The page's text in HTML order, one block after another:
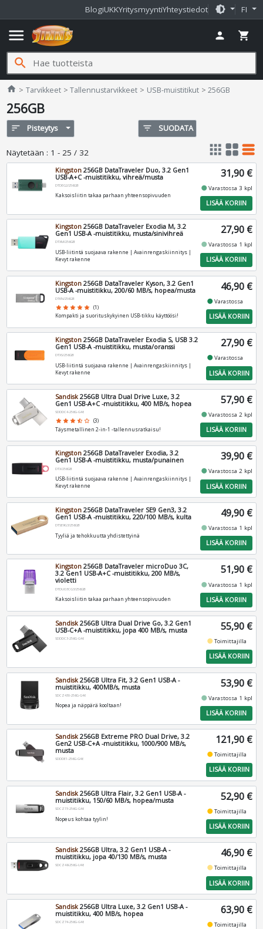
BlogiUKKYritysmyyntiYhteystiedot brightness_medium FI
menu person shopping_cart
search
home Jimms.fi
Tarvikkeet Tallennustarvikkeet USB-muistitikut 256GB
256GB
sort Pisteytys filter_list SUODATA
Näytetään : 1 - 25 / 32 apps grid_view table_rows
Kingston 256GB DataTraveler Duo, 3.2 Gen1
USB-A+C -muistitikku, vihreä/musta
DTDEG2/256GB
Kaksoisliitin takaa parhaan yhteensopivuuden
31,90 €
fiber_manual_recordVarastossa 3 kpl
LISÄÄ KORIIN
Kingston 256GB DataTraveler Exodia M, 3.2
Gen1 USB-A -muistitikku, musta/sinivihreä
DTXM/256GB
USB-liitintä suojaava rakenne | Avainrengaskiinnitys |
Kevyt rakenne
27,90 €
fiber_manual_recordVarastossa 1 kpl
LISÄÄ KORIIN
Kingston 256GB DataTraveler Kyson, 3.2 Gen1
USB-A -muistitikku, 200/60 MB/s, hopea/musta
DTKN/256GB
star star star star star (1)
Kompakti ja suorituskykyinen USB-tikku käyttöösi!
46,90 €
fiber_manual_recordVarastossa
LISÄÄ KORIIN
Kingston 256GB DataTraveler Exodia S, USB 3.2
Gen1 USB-A -muistitikku, musta/oranssi
DTXS/256GB
USB-liitintä suojaava rakenne | Avainrengaskiinnitys |
Kevyt rakenne
27,90 €
fiber_manual_recordVarastossa
LISÄÄ KORIIN
Sandisk 256GB Ultra Dual Drive Luxe, 3.2
Gen1 USB-A+C -muistitikku, 400 MB/s, hopea
SDDDC4-256G-G46
star star star star_half star_border (3)
Täysmetallinen 2-in-1 -tallennusratkaisu!
57,90 €
fiber_manual_recordVarastossa 2 kpl
LISÄÄ KORIIN
Kingston 256GB DataTraveler Exodia, 3.2
Gen1 USB-A -muistitikku, musta/punainen
DTX/256GB
USB-liitintä suojaava rakenne | Avainrengaskiinnitys |
Kevyt rakenne
39,90 €
fiber_manual_recordVarastossa 2 kpl
LISÄÄ KORIIN
Kingston 256GB DataTraveler SE9 Gen3, 3.2
Gen1 USB-A -muistitikku, 220/100 MB/s, kulta
DTSE9G3/256GB
Tyyliä ja tehokkuutta yhdistettyinä
49,90 €
fiber_manual_recordVarastossa 1 kpl
LISÄÄ KORIIN
Kingston 256GB DataTraveler microDuo 3C,
3.2 Gen1 USB-A+C -muistitikku, 200 MB/s,
violetti
DTDUO3CG3/256GB
Kaksoisliitin takaa parhaan yhteensopivuuden
51,90 €
fiber_manual_recordVarastossa 1 kpl
LISÄÄ KORIIN
Sandisk256GB Ultra Dual Drive Go, 3.2 Gen1
USB-C+A -muistitikku, jopa 400 MB/s, musta
SDDDC3-256G-G46
55,90 €
fiber_manual_recordToimittajilla
LISÄÄ KORIIN
Sandisk 256GB Ultra Fit, 3.2 Gen1 USB-A -
muistitikku, 400MB/s, musta
SDCZ430-256G-G46
Nopea ja näppärä kooltaan!
53,90 €
fiber_manual_recordVarastossa 1 kpl
LISÄÄ KORIIN
Sandisk256GB Extreme PRO Dual Drive, 3.2
Gen2 USB-C+A -muistitikku, 1000/900 MB/s,
musta
SDDDE1-256G-G46
121,90 €
fiber_manual_recordToimittajilla
LISÄÄ KORIIN
Sandisk 256GB Ultra Flair, 3.2 Gen1 USB-A -
muistitikku, 150/60 MB/s, hopea/musta
SDCZ73-256G-G46
Nopeus kohtaa tyylin!
52,90 €
fiber_manual_recordToimittajilla
LISÄÄ KORIIN
Sandisk256GB Ultra, 3.2 Gen1 USB-A -
muistitikku, jopa 40/130 MB/s, musta
SDCZ48-256G-U46
46,90 €
fiber_manual_recordToimittajilla
LISÄÄ KORIIN
Sandisk256GB Ultra Luxe, 3.2 Gen1 USB-A -
muistitikku, 400 MB/s, hopea
SDCZ74-256G-G46
63,90 €
fiber_manual_recordToimittajilla